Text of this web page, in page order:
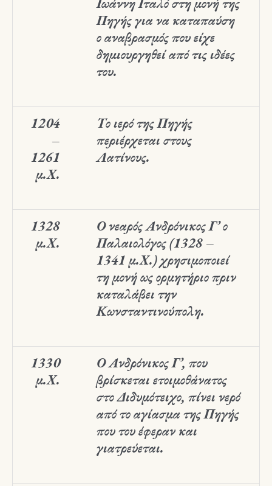
Πηγής για να καταπαύση
ο αναβρασμός που είχε
δημιουργηθεί από τις ιδέες
του.
1204
–
1261
μ.Χ.
Το ιερό της Πηγής
περιέρχεται στους
Λατίνους.
1328
μ.Χ.
Ο νεαρός Ανδρόνικος Γ’ ο
Παλαιολόγος (1328 –
1341 μ.Χ.) χρησιμοποιεί
τη μονή ως ορμητήριο πριν
καταλάβει την
Κωνσταντινούπολη.
1330
μ.Χ.
Ο Ανδρόνικος Γ’, που
βρίσκεται ετοιμοθάνατος
στο Διδυμότειχο, πίνει νερό
από το αγίασμα της Πηγής
που του έφεραν και
γιατρεύεται.